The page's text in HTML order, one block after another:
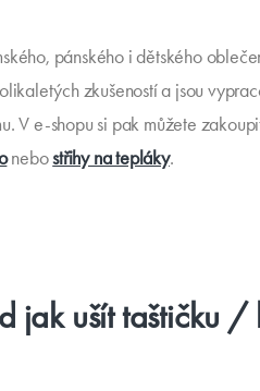
pánského i dětského
zkušeností a jsou
V e-shopu si pak můžete
nebostřihy na tepláky.
jak ušít taštičku